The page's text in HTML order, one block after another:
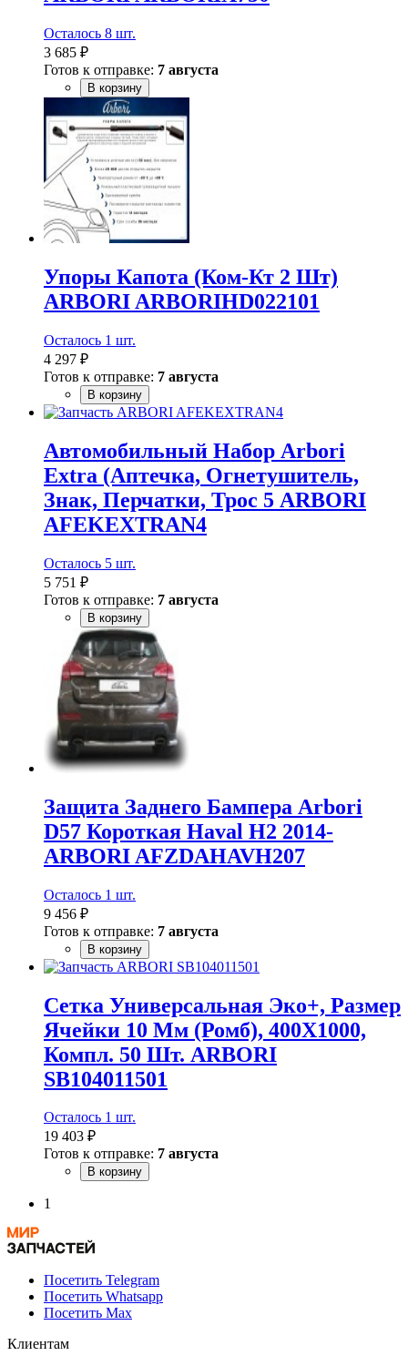
Осталось 8 шт.
3 685 ₽
Готов к отправке: 7 августа
В корзину
Упоры Капота (Ком-Кт 2 Шт)
ARBORI ARBORIHD022101
Осталось 1 шт.
4 297 ₽
Готов к отправке: 7 августа
В корзину
Автомобильный Набор Arbori
Extra (Аптечка, Огнетушитель,
Знак, Перчатки, Трос 5 ARBORI
AFEKEXTRAN4
Осталось 5 шт.
5 751 ₽
Готов к отправке: 7 августа
В корзину
Защита Заднего Бампера Arbori
D57 Короткая Haval H2 2014-
ARBORI AFZDAHAVH207
Осталось 1 шт.
9 456 ₽
Готов к отправке: 7 августа
В корзину
Сетка Универсальная Эко+, Размер
Ячейки 10 Мм (Ромб), 400Х1000,
Компл. 50 Шт. ARBORI
SB104011501
Осталось 1 шт.
19 403 ₽
Готов к отправке: 7 августа
В корзину
1
Посетить Telegram
Посетить Whatsapp
Посетить Max
Клиентам